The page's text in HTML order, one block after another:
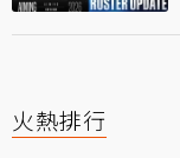
火熱排行